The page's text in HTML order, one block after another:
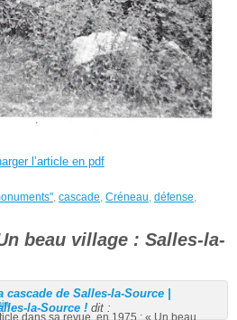
l’article en pdf
cascade Créneau défense
beau village : Salles-la-
de Salles-la-Source |
la-Source ! dit :
dans sa revue, en 1975 : « Un beau